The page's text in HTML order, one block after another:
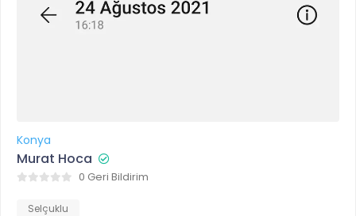
Konya
Murat Hoca
0 Geri Bildirim
Selçuklu